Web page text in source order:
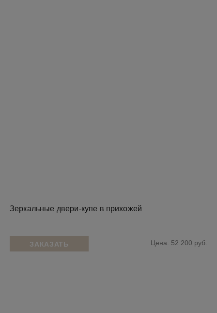
Зеркальные двери-купе в прихожей
ЗАКАЗАТЬ Цена: 52 200 руб.